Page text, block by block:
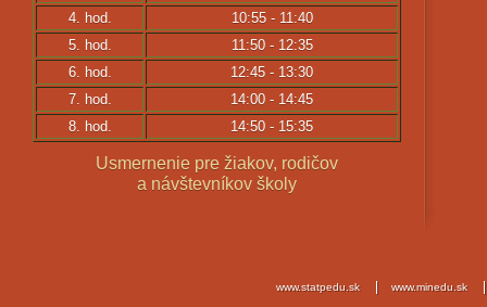
4. hod.
10:55 - 11:40
5. hod.
11:50 - 12:35
6. hod.
12:45 - 13:30
7. hod.
14:00 - 14:45
8. hod.
14:50 - 15:35
Usmernenie pre žiakov, rodičov
a návštevníkov školy
www.statpedu.sk www.minedu.sk